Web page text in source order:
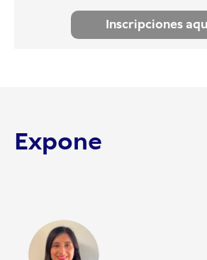
Inscripciones
Expone